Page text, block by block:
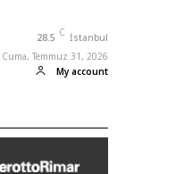
28.5 C İstanbul
Cuma, Temmuz 31, 2026
My account